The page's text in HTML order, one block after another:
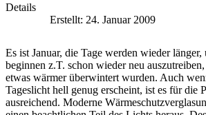
Details
Erstellt: 24. Januar 2009
Es ist Januar, die Tage werden wieder
beginnen z.T. schon wieder neu
etwas wärmer überwintert wurden. Auch
Tageslicht hell genug erscheint, ist es für die
ausreichend. Moderne